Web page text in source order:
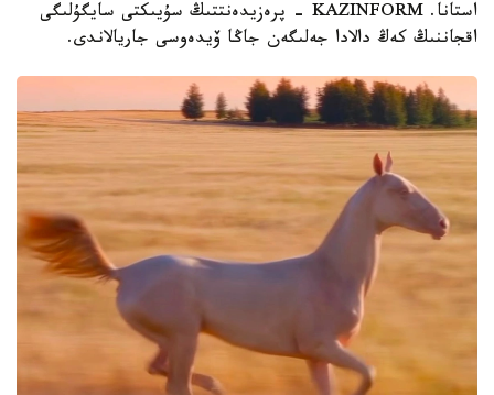
استانا. KAZINFORM - پرەزيدەنتتىڭ سۇيىكتى سايگۇلىگى
اقجاننىڭ كەڭ دالادا جەلىگەن جاڭا ۆيدەوسى جاريالاندى.